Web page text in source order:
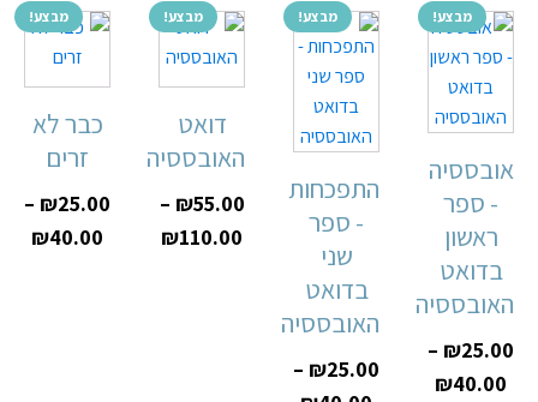
מבצע!
אובססיה
- ספר
ראשון
בדואט
האובססיה
₪25.00
–
₪40.00
מבצע!
התפכחות
- ספר
שני
בדואט
האובססיה
₪25.00
–
מבצע!
דואט
האובססיה
₪55.00
–
₪110.00
מבצע!
כבר לא
זרים
₪25.00
–
₪40.00